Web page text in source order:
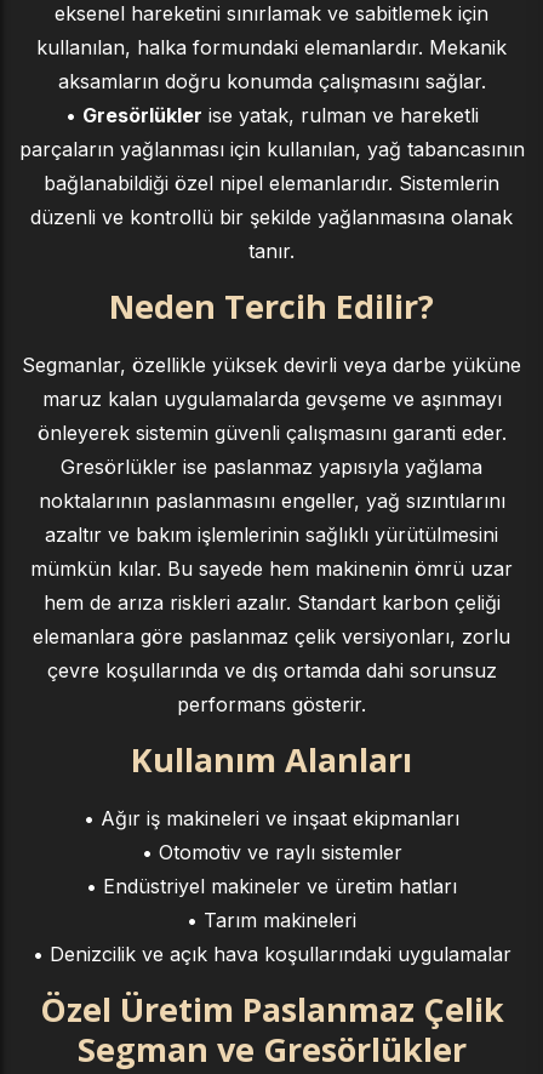
eksenel hareketini sınırlamak ve sabitlemek için
kullanılan, halka formundaki elemanlardır. Mekanik
aksamların doğru konumda çalışmasını sağlar.
• Gresörlükler ise yatak, rulman ve hareketli
parçaların yağlanması için kullanılan, yağ tabancasının
bağlanabildiği özel nipel elemanlarıdır. Sistemlerin
düzenli ve kontrollü bir şekilde yağlanmasına olanak
tanır.
Neden Tercih Edilir?
Segmanlar, özellikle yüksek devirli veya darbe yüküne
maruz kalan uygulamalarda gevşeme ve aşınmayı
önleyerek sistemin güvenli çalışmasını garanti eder.
Gresörlükler ise paslanmaz yapısıyla yağlama
noktalarının paslanmasını engeller, yağ sızıntılarını
azaltır ve bakım işlemlerinin sağlıklı yürütülmesini
mümkün kılar. Bu sayede hem makinenin ömrü uzar
hem de arıza riskleri azalır. Standart karbon çeliği
elemanlara göre paslanmaz çelik versiyonları, zorlu
çevre koşullarında ve dış ortamda dahi sorunsuz
performans gösterir.
Kullanım Alanları
• Ağır iş makineleri ve inşaat ekipmanları
• Otomotiv ve raylı sistemler
• Endüstriyel makineler ve üretim hatları
• Tarım makineleri
• Denizcilik ve açık hava koşullarındaki uygulamalar
Özel Üretim Paslanmaz Çelik
Segman ve Gresörlükler